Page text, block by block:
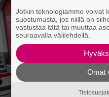
Jotkin teknologiamme voivat
suostumusta, jos niillä on
vastustaa tätä tai muuttaa
seuraavalla välilehdellä.
Omat